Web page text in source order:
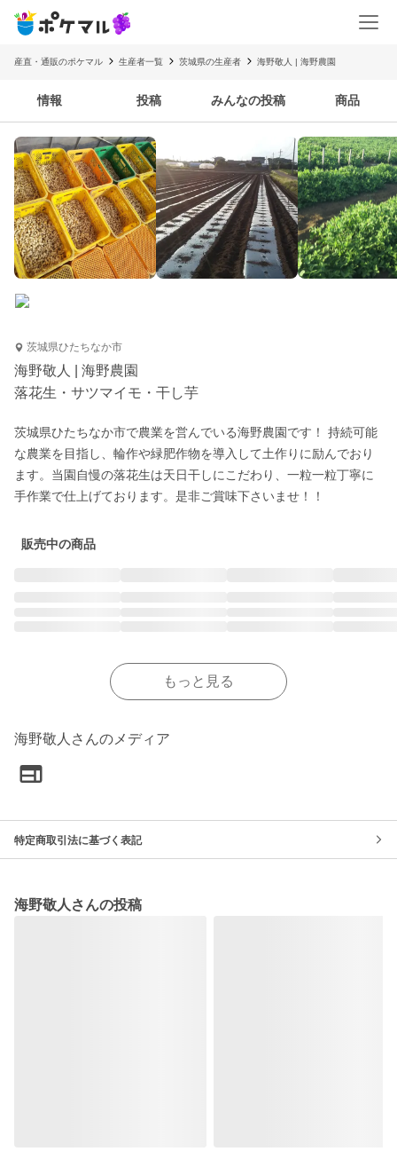
産直・通販のポケマル 生産者一覧 茨城県の生産者 海野敬人 | 海野農園
情報 投稿 みんなの投稿 商品
茨城県ひたちなか市
海野敬人 | 海野農園
落花生・サツマイモ・干し芋
茨城県ひたちなか市で農業を営んでいる海野農園です！ 持続可能
な農業を目指し、輪作や緑肥作物を導入して土作りに励んでおり
ます。当園自慢の落花生は天日干しにこだわり、一粒一粒丁寧に
手作業で仕上げております。是非ご賞味下さいませ！！
販売中の商品
もっと見る
海野敬人さんのメディア
特定商取引法に基づく表記
海野敬人さんの投稿